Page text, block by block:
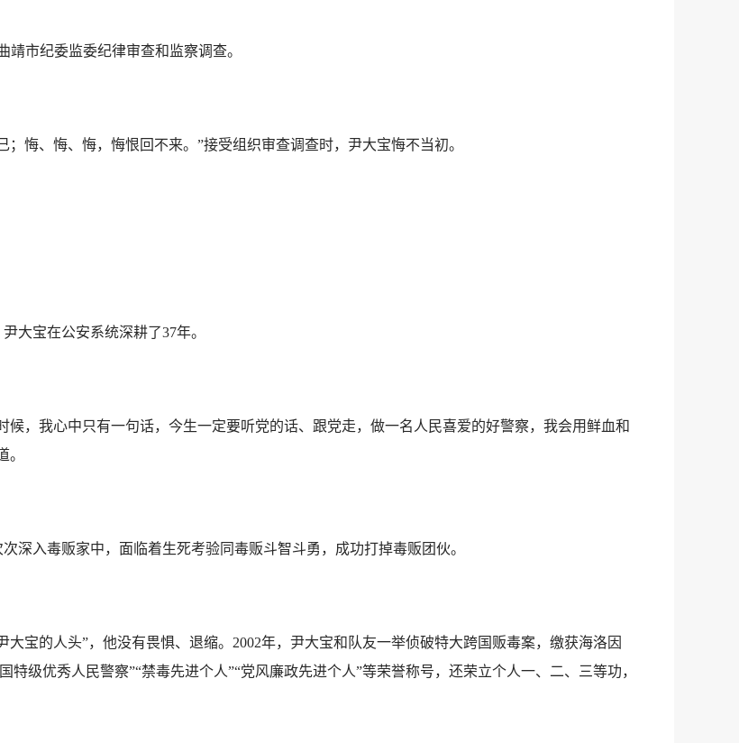
市纪委监委纪律审查和监察调查。
、悔、悔，悔恨回不来。”接受组织审查调查时，尹大宝悔不当初。
宝在公安系统深耕了37年。
，我心中只有一句话，今生一定要听党的话、跟党走，做一名人民喜爱的好警察，我会用鲜血和
入毒贩家中，面临着生死考验同毒贩斗智斗勇，成功打掉毒贩团伙。
宝的人头”，他没有畏惧、退缩。2002年，尹大宝和队友一举侦破特大跨国贩毒案，缴获海洛因
级优秀人民警察”“禁毒先进个人”“党风廉政先进个人”等荣誉称号，还荣立个人一、二、三等功，